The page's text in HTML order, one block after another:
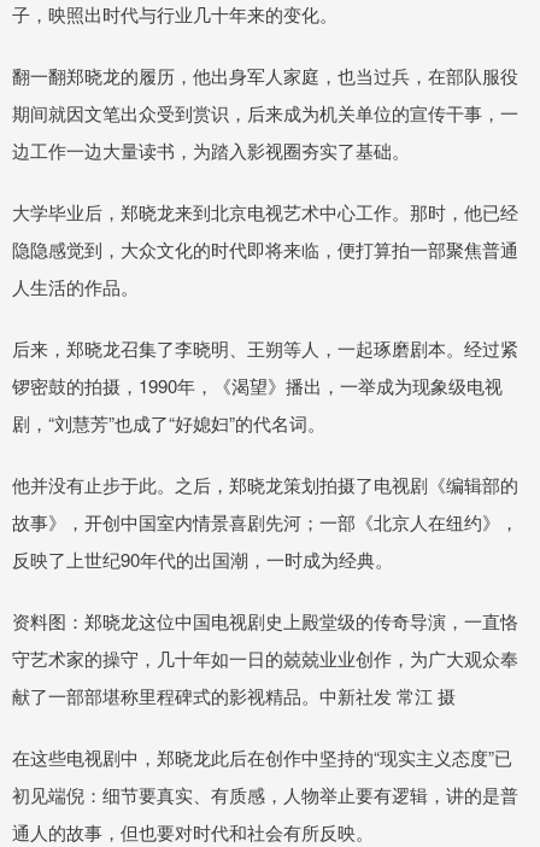
子，映照出时代与行业几十年来的变化。
翻一翻郑晓龙的履历，他出身军人家庭，也当过兵，在部队服役
期间就因文笔出众受到赏识，后来成为机关单位的宣传干事，一
边工作一边大量读书，为踏入影视圈夯实了基础。
大学毕业后，郑晓龙来到北京电视艺术中心工作。那时，他已经
隐隐感觉到，大众文化的时代即将来临，便打算拍一部聚焦普通
人生活的作品。
后来，郑晓龙召集了李晓明、王朔等人，一起琢磨剧本。经过紧
锣密鼓的拍摄，1990年，《渴望》播出，一举成为现象级电视
剧，“刘慧芳”也成了“好媳妇”的代名词。
他并没有止步于此。之后，郑晓龙策划拍摄了电视剧《编辑部的
故事》，开创中国室内情景喜剧先河；一部《北京人在纽约》，
反映了上世纪90年代的出国潮，一时成为经典。
资料图：郑晓龙这位中国电视剧史上殿堂级的传奇导演，一直恪
守艺术家的操守，几十年如一日的兢兢业业创作，为广大观众奉
献了一部部堪称里程碑式的影视精品。中新社发 常江 摄
在这些电视剧中，郑晓龙此后在创作中坚持的“现实主义态度”已
初见端倪：细节要真实、有质感，人物举止要有逻辑，讲的是普
通人的故事，但也要对时代和社会有所反映。